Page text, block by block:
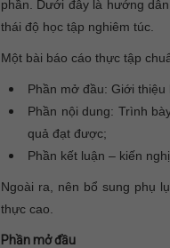
phần. Dưới đây là hướng
thái độ học tập nghiêm túc.
Một bài báo cáo thực tập
Phần mở đầu: Giới
Phần nội dung: Trình
quả đạt được;
Phần kết luận – kiến
Ngoài ra, nên bổ sung phụ
thực cao.
Phần mở đầu